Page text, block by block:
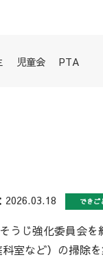
児童会 PTA
2026.03.18 できご
うじ強化委員会を
室など）の掃除